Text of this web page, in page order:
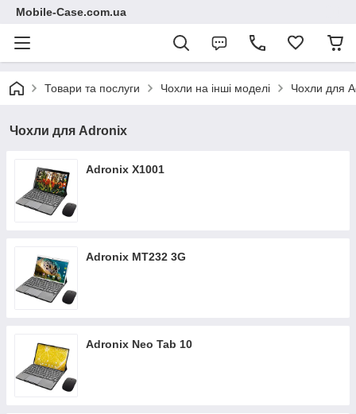
Mobile-Case.com.ua
Товари та послуги Чохли на інші моделі Чохли для
Чохли для Adronix
Adronix X1001
Adronix MT232 3G
Adronix Neo Tab 10